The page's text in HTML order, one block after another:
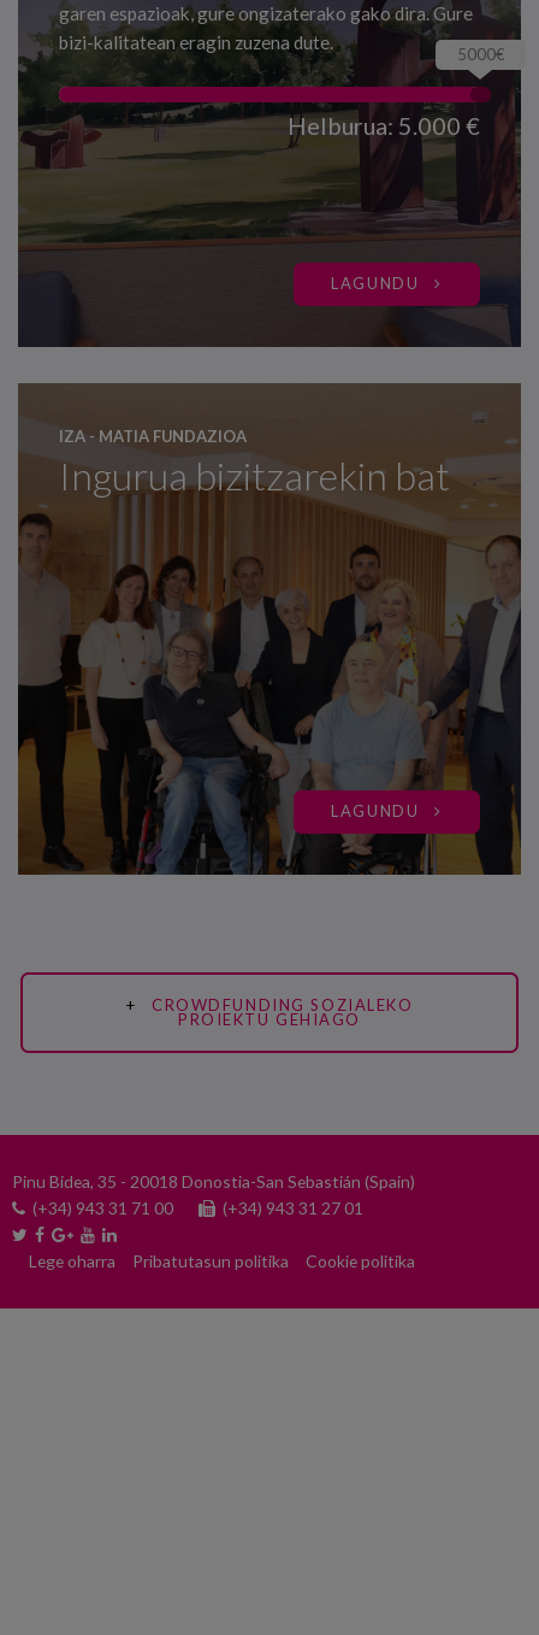
garen espazioak, gure ongizaterako gako dira. Gure
bizi-kalitatean eragin zuzena dute.
5000€
Helburua: 5.000 €
LAGUNDU
IZA - MATIA FUNDAZIOA
Ingurua bizitzarekin bat
LAGUNDU
CROWDFUNDING SOZIALEKO
PROIEKTU GEHIAGO
Pinu Bidea, 35 - 20018 Donostia-San Sebastián (Spain)
(+34) 943 31 71 00
(+34) 943 31 27 01
Lege oharra Pribatutasun politika Cookie politika